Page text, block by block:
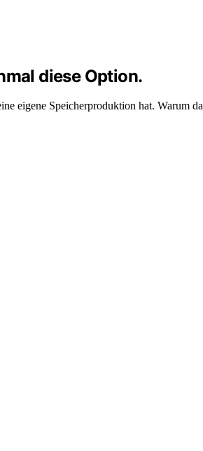
diese Option.
eigene Speicherproduktion hat. Warum